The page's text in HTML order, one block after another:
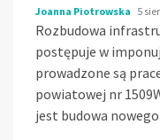
Joanna Piotrowska 5
Rozbudowa
postępuje w
prowadzone są
powiatowej nr
jest budowa